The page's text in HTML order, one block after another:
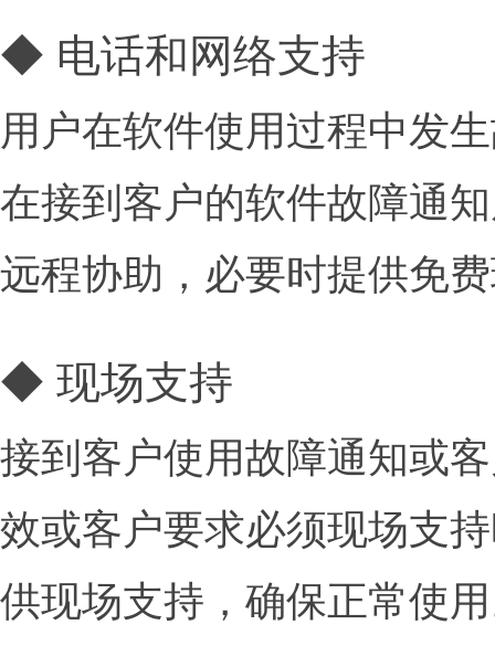
◆ 电话和网络支持
用户在软件使用过程中发
在接到客户的软件故障通
远程协助，必要时提供免
◆ 现场支持
接到客户使用故障通知或
效或客户要求必须现场支
供现场支持，确保正常使